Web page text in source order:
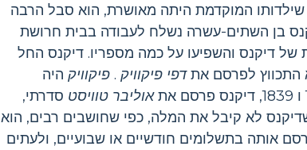
מהמעמד הבינוני בשנת 1812. אף על פי שילדותו המוקדמת היתה מאושרת, הוא סבל הרבה
בן השתים-עשרה נשלח לעבודה בבית חרושת
דיקנס והשפיעו על כמה מספריו. דיקנס החל
דפי פיקוויק. פיקוויקהיה
אוליבר טוויסט סדרתי,
לא קיבל את המלה, כפי שחושבים רבים, הוא
אותה בתשלומים חודשיים או שבועיים, ולעתים